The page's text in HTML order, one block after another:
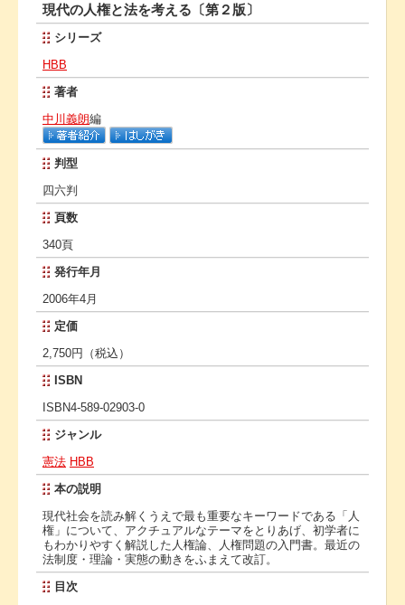
現代の人権と法を考える〔第２版〕
シリーズ
HBB
著者
中川義朗編
判型
四六判
頁数
340頁
発行年月
2006年4月
定価
2,750円（税込）
ISBN
ISBN4-589-02903-0
ジャンル
憲法 HBB
本の説明
現代社会を読み解くうえで最も重要なキーワードである「人
権」について、アクチュアルなテーマをとりあげ、初学者に
もわかりやすく解説した人権論、人権問題の入門書。最近の
法制度・理論・実態の動きをふまえて改訂。
目次